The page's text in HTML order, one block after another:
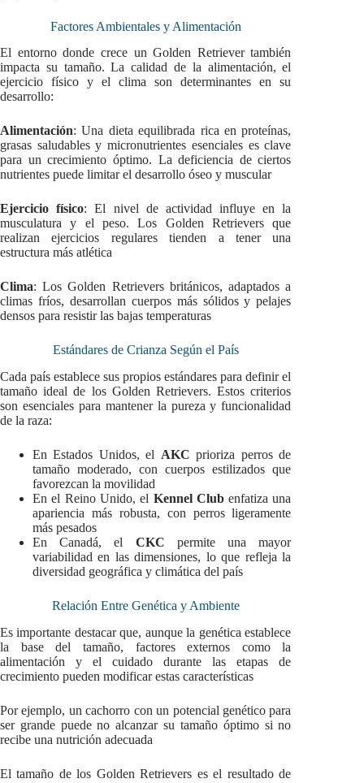
Factores Ambientales y Alimentación
El entorno donde crece un Golden Retriever también
impacta su tamaño. La calidad de la alimentación, el
ejercicio físico y el clima son determinantes en su
desarrollo:
Alimentación: Una dieta equilibrada rica en proteínas,
grasas saludables y micronutrientes esenciales es clave
para un crecimiento óptimo. La deficiencia de ciertos
nutrientes puede limitar el desarrollo óseo y muscular
Ejercicio físico: El nivel de actividad influye en la
musculatura y el peso. Los Golden Retrievers que
realizan ejercicios regulares tienden a tener una
estructura más atlética
Clima: Los Golden Retrievers británicos, adaptados a
climas fríos, desarrollan cuerpos más sólidos y pelajes
densos para resistir las bajas temperaturas
Estándares de Crianza Según el País
Cada país establece sus propios estándares para definir el
tamaño ideal de los Golden Retrievers. Estos criterios
son esenciales para mantener la pureza y funcionalidad
de la raza:
En Estados Unidos, el AKC prioriza perros de
tamaño moderado, con cuerpos estilizados que
favorezcan la movilidad
En el Reino Unido, el Kennel Clubenfatiza una
apariencia más robusta, con perros ligeramente
más pesados
En Canadá, el CKC permite una mayor
variabilidad en las dimensiones, lo que refleja la
diversidad geográfica y climática del país
Relación Entre Genética y Ambiente
Es importante destacar que, aunque la genética establece
la base del tamaño, factores externos como la
alimentación y el cuidado durante las etapas de
crecimiento pueden modificar estas características
Por ejemplo, un cachorro con un potencial genético para
ser grande puede no alcanzar su tamaño óptimo si no
recibe una nutrición adecuada
El tamaño de los Golden Retrievers es el resultado de